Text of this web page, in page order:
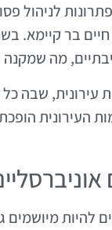
לניהול
בר קיימא.
מה שמקנה
שבה כל
העירונית
להיות